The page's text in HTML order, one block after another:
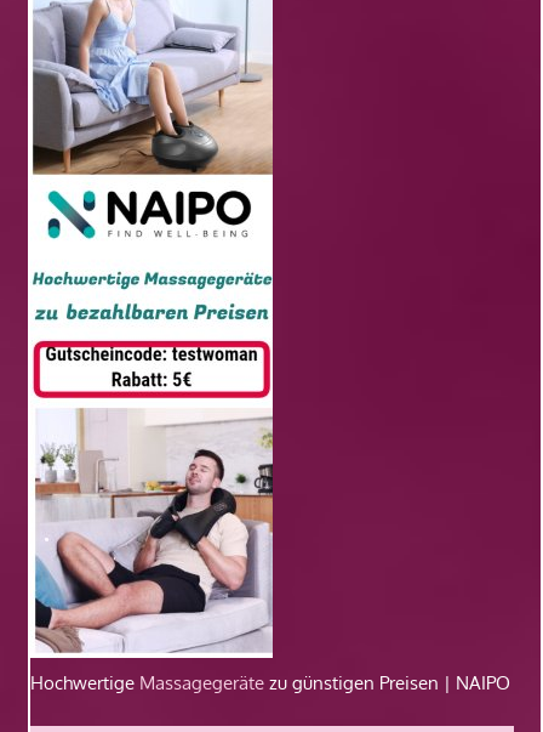
Hochwertige Massagegeräte zu günstigen Preisen | NAIPO